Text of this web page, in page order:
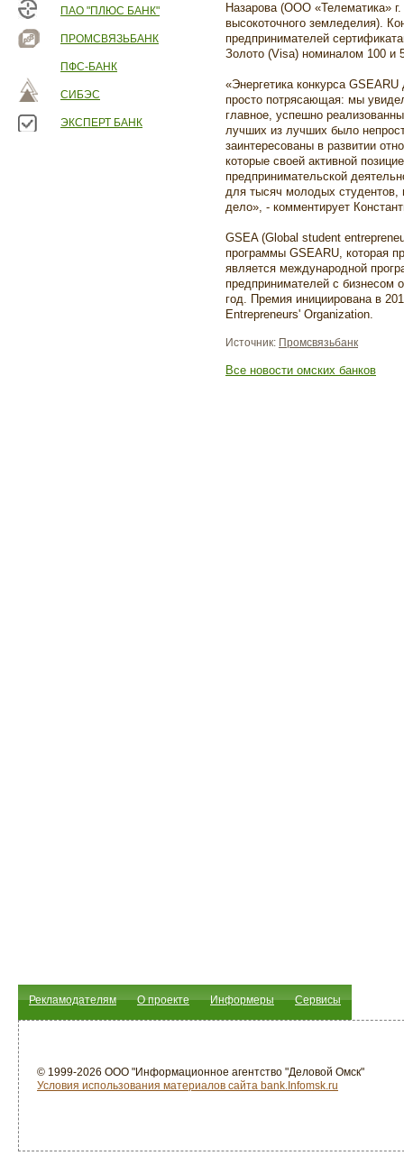
ПАО "ПЛЮС БАНК"
ПРОМСВЯЗЬБАНК
ПФС-БАНК
СИБЭС
ЭКСПЕРТ БАНК
Назарова (ООО «Телематика»
высокоточного земледелия).
предпринимателей
Золото (Visa) номиналом 100 и
«Энергетика конкурса
просто потрясающая: мы
главное, успешно
лучших из лучших было
заинтересованы в развитии
которые своей активной
предпринимательской
для тысяч молодых студентов,
дело», - комментирует
GSEA (Global student
программы GSEARU, которая
является международной
предпринимателей с бизнесом
год. Премия инициирована в
Entrepreneurs' Organization.
Источник: Промсвязьбанк
Все новости омских банков
Рекламодателям О проекте Информеры Сервисы
© 1999-2026 ООО "Информационное агентство "Деловой Омск"
Условия использования материалов сайта bank.Infomsk.ru